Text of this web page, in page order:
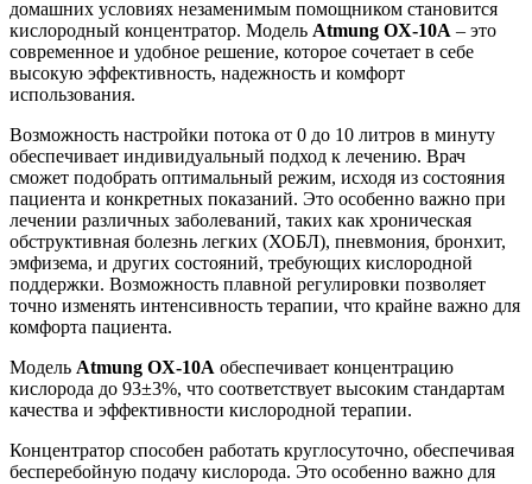
домашних условиях незаменимым помощником становится
кислородный концентратор. Модель Atmung OX-10A – это
современное и удобное решение, которое сочетает в себе
высокую эффективность, надежность и комфорт
использования.
Возможность настройки потока от 0 до 10 литров в минуту
обеспечивает индивидуальный подход к лечению. Врач
сможет подобрать оптимальный режим, исходя из состояния
пациента и конкретных показаний. Это особенно важно при
лечении различных заболеваний, таких как хроническая
обструктивная болезнь легких (ХОБЛ), пневмония, бронхит,
эмфизема, и других состояний, требующих кислородной
поддержки. Возможность плавной регулировки позволяет
точно изменять интенсивность терапии, что крайне важно для
комфорта пациента.
Модель Atmung OX-10A обеспечивает концентрацию
кислорода до 93±3%, что соответствует высоким стандартам
качества и эффективности кислородной терапии.
Концентратор способен работать круглосуточно, обеспечивая
бесперебойную подачу кислорода. Это особенно важно для